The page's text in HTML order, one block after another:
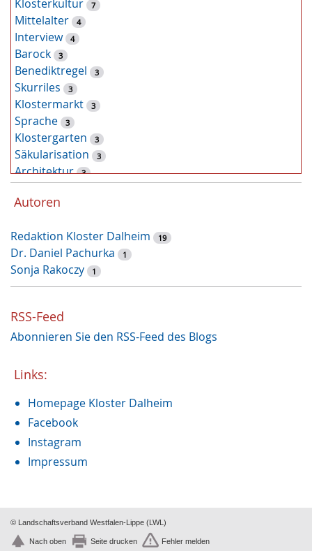
Klosterkultur 7
Mittelalter 4
Interview 4
Barock 3
Benediktregel 3
Skurriles 3
Klostermarkt 3
Sprache 3
Klostergarten 3
Säkularisation 3
Architektur 3
Zufallsfund
Kunst 2
Pflanzen 2
Latein 2
Dalheimer Sommer
Archäologie 1
Restaurierung
Augustinus von Hippo 1
Recht und Unrecht
Et labora 1
Klostermauer
Fasten 1
Heilung 1
Handwerk
Autoren
Redaktion Kloster Dalheim 19
Dr. Daniel Pachurka 1
Sonja Rakoczy 1
RSS-Feed
Abonnieren Sie den RSS-Feed des Blogs
Links:
Homepage Kloster Dalheim
Facebook
Instagram
Impressum
© Landschaftsverband Westfalen-Lippe (LWL)
Nach oben Seite drucken Fehler melden